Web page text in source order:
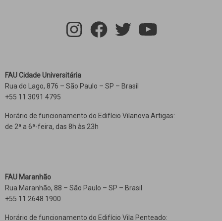
FAU Cidade Universitária
Rua do Lago, 876 – São Paulo – SP – Brasil
+55 11 3091 4795
Horário de funcionamento do Edifício Vilanova Artigas:
de 2ª a 6ª-feira, das 8h às 23h
FAU Maranhão
Rua Maranhão, 88 – São Paulo – SP – Brasil
+55 11 2648 1900
Horário de funcionamento do Edifício Vila Penteado: